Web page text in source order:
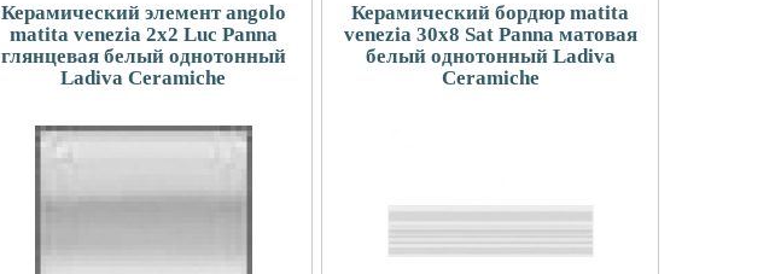
Керамический элемент angolo
matita venezia 2x2 Luc Panna
глянцевая белый однотонный
Ladiva Сeramiche
Керамический бордюр matita
venezia 30x8 Sat Panna матовая
белый однотонный Ladiva
Сeramiche